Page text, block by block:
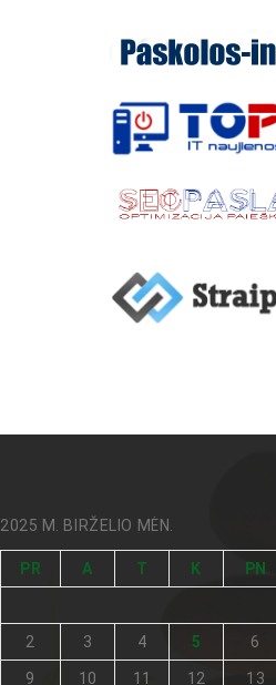
2025 M. BIRŽELIO MĖN.
PR A T K PN
2 3 4 5 6
9 10 11 12 13